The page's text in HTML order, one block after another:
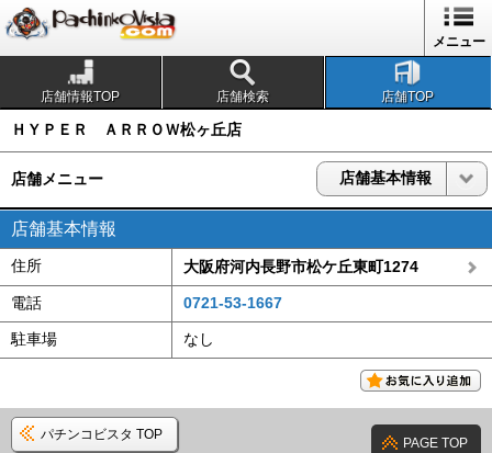
メニュー
店舗情報TOP 店舗検索 店舗TOP
ＨＹＰＥＲ ＡＲＲＯＷ松ヶ丘店
店舗メニュー 店舗基本情報
店舗基本情報
住所 大阪府河内長野市松ケ丘東町1274
電話 0721-53-1667
駐車場 なし
パチンコビスタ TOP
PAGE TOP